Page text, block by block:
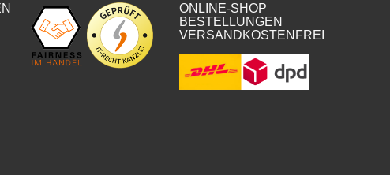
ONLINE-SHOP
BESTELLUNGEN
VERSANDKOSTENFREI